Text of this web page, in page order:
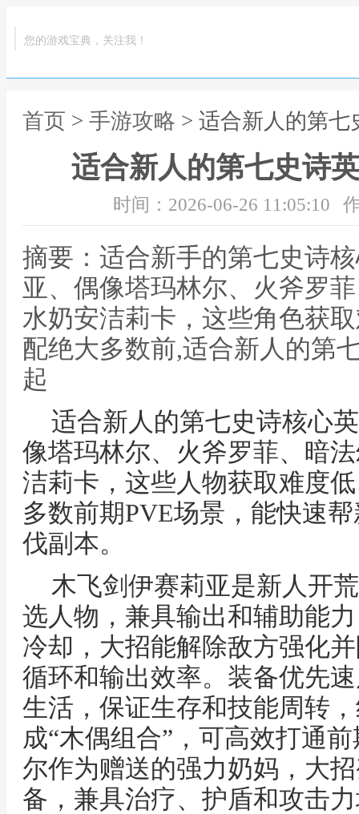
您的游戏宝典，关注我！
首页 > 手游攻略 > 适合新人的第
适合新人的第七史诗
时间：2026-06-26 11:05:10
摘要：适合新手的第七史诗
亚、偶像塔玛林尔、火斧罗
水奶安洁莉卡，这些角色获
配绝大多数前,适合新人的第
起
适合新人的第七史诗核心
像塔玛林尔、火斧罗菲、暗
洁莉卡，这些人物获取难度
多数前期PVE场景，能快速
伐副本。
木飞剑伊赛莉亚是新人开
选人物，兼具输出和辅助能
冷却，大招能解除敌方强化
循环和输出效率。装备优先
生活，保证生存和技能周转
成“木偶组合”，可高效打通
尔作为赠送的强力奶妈，大
备，兼具治疗、护盾和攻击